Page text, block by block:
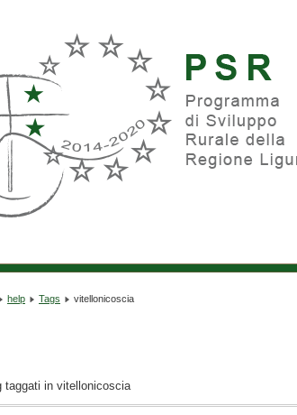
help Tags vitellonicoscia
taggati in vitellonicoscia